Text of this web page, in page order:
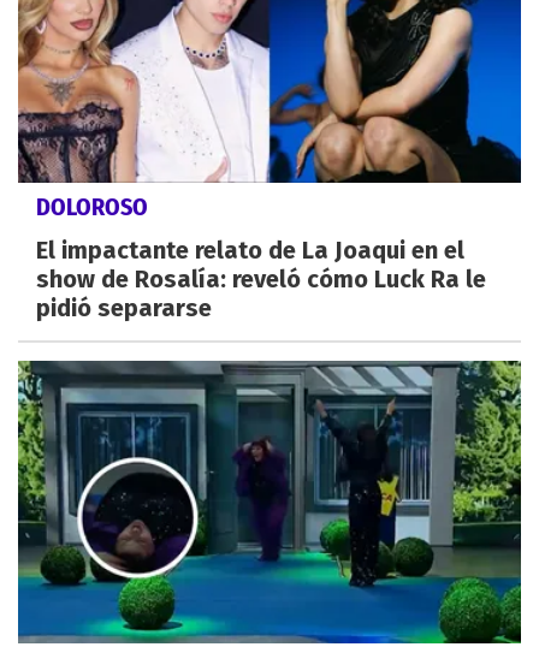
DOLOROSO
El impactante relato de La Joaqui en el
show de Rosalía: reveló cómo Luck Ra le
pidió separarse